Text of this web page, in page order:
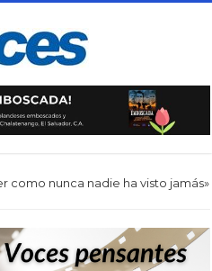
como nunca nadie ha visto jamás»